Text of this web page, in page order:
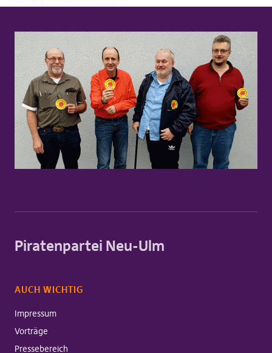
Piratenpartei Neu-Ulm
AUCH WICHTIG
Impressum
Vorträge
Pressebereich